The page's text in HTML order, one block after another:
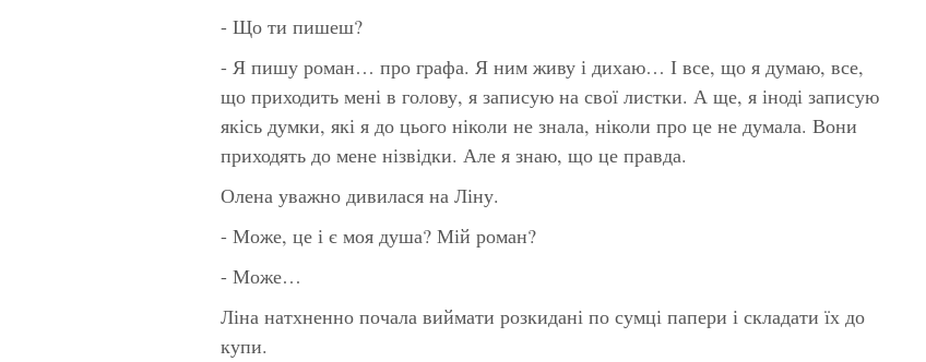
- Що ти пишеш?
- Я пишу роман… про графа. Я ним живу і дихаю… І все, що я думаю, все,
що приходить мені в голову, я записую на свої листки. А ще, я іноді записую
якісь думки, які я до цього ніколи не знала, ніколи про це не думала. Вони
приходять до мене нізвідки. Але я знаю, що це правда.
Олена уважно дивилася на Ліну.
- Може, це і є моя душа? Мій роман?
- Може…
Ліна натхненно почала виймати розкидані по сумці папери і складати їх до
купи.